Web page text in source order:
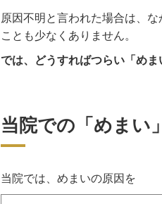
原因不明と言われた場合は、
ことも少なくありません。
では、どうすればつらい「め
当院での「めまい
当院では、めまいの原因を